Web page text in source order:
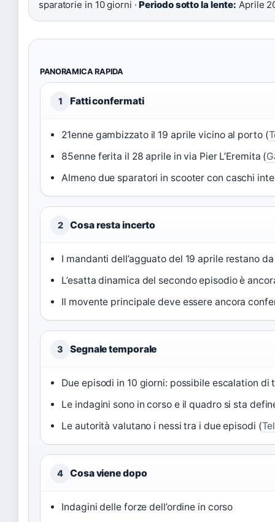
sparatorie in 10 giorni ·Periodo sotto la lente: Aprile
PANORAMICA RAPIDA
1 Fatti confermati
21enne gambizzato il 19 aprile vicino al porto (
85enne ferita il 28 aprile in via Pier L’Eremita (
Almeno due sparatori in scooter con caschi
2 Cosa resta incerto
I mandanti dell’agguato del 19 aprile restano
L’esatta dinamica del secondo episodio è
Il movente principale deve essere ancora
3 Segnale temporale
Due episodi in 10 giorni: possibile escalation di
Le indagini sono in corso e il quadro si sta
Le autorità valutano i nessi tra i due episodi (
4 Cosa viene dopo
Indagini delle forze dell’ordine in corso